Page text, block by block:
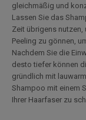
gleichmäßig und
Lassen Sie das
Zeit übrigens nutzen,
Peeling zu gönnen,
Nachdem Sie die
desto tiefer können
gründlich mit
Shampoo mit einem
Ihrer Haarfaser zu